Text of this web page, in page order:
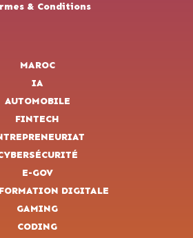
& Conditions
MAROC
IA
AUTOMOBILE
FINTECH
E-GOV
DIGITALE
GAMING
CODING